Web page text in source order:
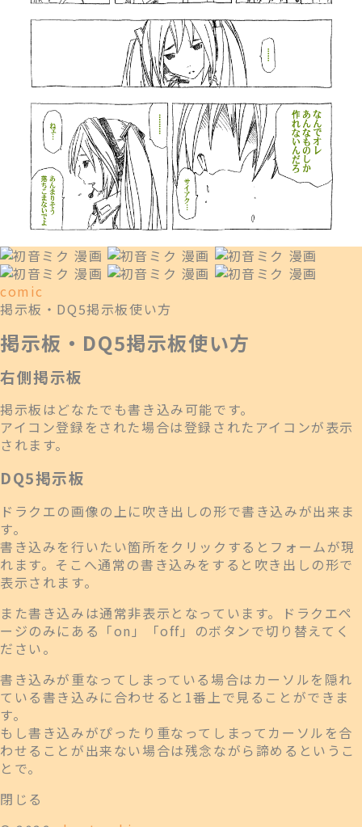
comic
掲示板・DQ5掲示板使い方
掲示板・DQ5掲示板使い方
右側掲示板
掲示板はどなたでも書き込み可能です。
アイコン登録をされた場合は登録されたアイコンが表示
されます。
DQ5掲示板
ドラクエの画像の上に吹き出しの形で書き込みが出来ま
す。
書き込みを行いたい箇所をクリックするとフォームが現
れます。そこへ通常の書き込みをすると吹き出しの形で
表示されます。
また書き込みは通常非表示となっています。ドラクエペ
ージのみにある「on」「off」のボタンで切り替えてく
ださい。
書き込みが重なってしまっている場合はカーソルを隠れ
ている書き込みに合わせると1番上で見ることができま
す。
もし書き込みがぴったり重なってしまってカーソルを合
わせることが出来ない場合は残念ながら諦めるというこ
とで。
閉じる